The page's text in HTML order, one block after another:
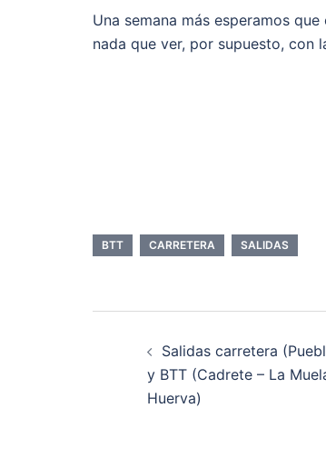
Una semana más esperamos
nada que ver, por supuesto, con
BTT CARRETERA SALIDAS
Navegación
Salidas carretera
y BTT (Cadrete – La
Huerva)